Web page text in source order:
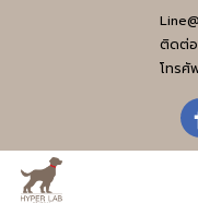
ติดต่
โทร